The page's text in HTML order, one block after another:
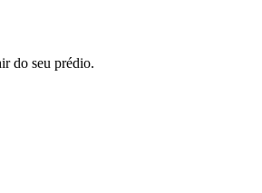
do seu prédio.